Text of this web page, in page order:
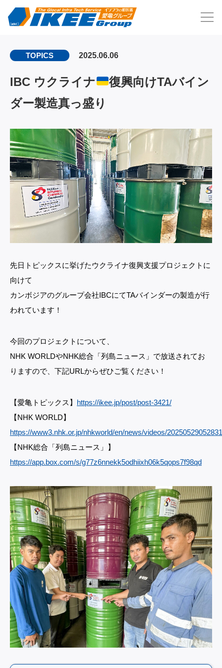
TOPICS 2025.06.06
IBC ウクライナ
復興向けTAバイン
ダー製造真っ盛り
先日トピックスに挙げたウクライナ復興支援プロジェクトに
向けて
カンボジアのグループ会社IBCにてTAバインダーの製造が行
われています！
今回のプロジェクトについて、
NHK WORLDやNHK総合「列島ニュース」で放送されてお
りますので、下記URLからぜひご覧ください！
【愛亀トピックス】 https://ikee.jp/post/post-3421/
【NHK WORLD】
https://www3.nhk.or.jp/nhkworld/en/news/videos/
【NHK総合「列島ニュース」】
https://app.box.com/s/g77z6nnekk5odhiixh06k5qops7f98qd